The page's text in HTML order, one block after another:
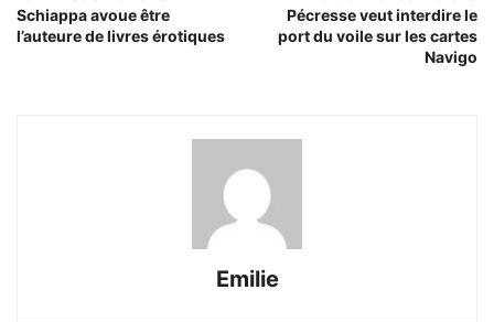
Schiappa avoue être
l’auteure de livres érotiques
Pécresse veut interdire le
port du voile sur les cartes
Navigo
Emilie